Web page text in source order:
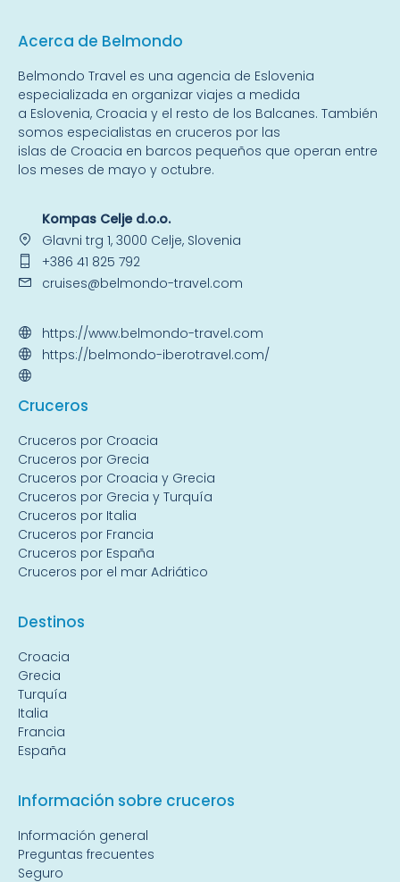
Acerca de Belmondo
Belmondo Travel es una agencia de Eslovenia
especializada en organizar viajes a medida
a Eslovenia, Croacia y el resto de los Balcanes. También
somos especialistas en cruceros por las
islas de Croacia en barcos pequeños que operan entre
los meses de mayo y octubre.
Kompas Celje d.o.o.
Glavni trg 1, 3000 Celje, Slovenia
+386 41 825 792
cruises@belmondo-travel.com
https://www.belmondo-travel.com
https://belmondo-iberotravel.com/
Cruceros
Cruceros por Croacia
Cruceros por Grecia
Cruceros por Croacia y Grecia
Cruceros por Grecia y Turquía
Cruceros por Italia
Cruceros por Francia
Cruceros por España
Cruceros por el mar Adriático
Destinos
Croacia
Grecia
Turquía
Italia
Francia
España
Información sobre cruceros
Información general
Preguntas frecuentes
Seguro